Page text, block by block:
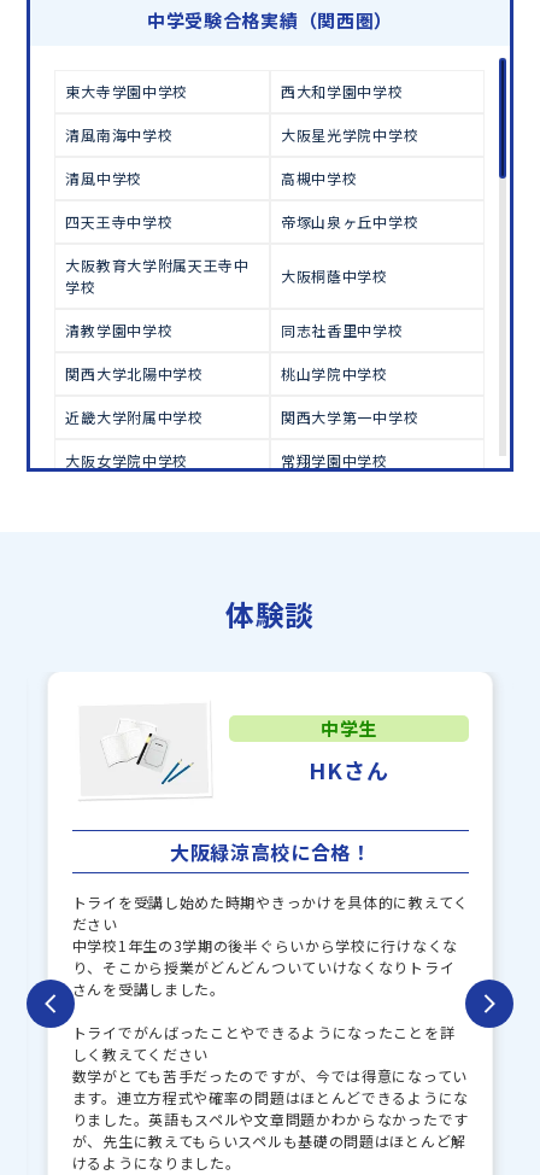
学習相談のお申し込みはこちら
中学受験合格実績（関西圏）
東大寺学園中学校 西大和学園中学校
清風南海中学校 大阪星光学院中学校
清風中学校 高槻中学校
四天王寺中学校 帝塚山泉ヶ丘中学校
大阪教育大学附属天王寺中
学校
大阪桐蔭中学校
清教学園中学校 同志社香里中学校
関西大学北陽中学校 桃山学院中学校
近畿大学附属中学校 関西大学第一中学校
大阪女学院中学校 常翔学園中学校
大谷中学校
アサンプション国際中学校
東海大学附属仰星高等学校
中等部
羽衣学園中学校
初芝富田林中学校 初芝立命館中学校
大阪体育大学附属浪商中学
校
大阪青凌中学校 同志社国際中学校
和歌山信愛中学校 甲南女子中学校
同志社中学校 立命館宇治中学校
淳心学院中学校 近畿大学附属和歌山中学校
金光八尾中学校 金蘭会中学校
相愛中学校 梅花中学校
体験談
中学生
HKさん
大阪緑涼高校に合格！
トライを受講し始めた時期やきっかけを具体的に教えてく
ださい
中学校1年生の3学期の後半ぐらいから学校に行けなくな
り、そこから授業がどんどんついていけなくなりトライ
さんを受講しました。
トライでがんばったことやできるようになったことを詳
しく教えてください
数学がとても苦手だったのですが、今では得意になってい
ます。連立方程式や確率の問題はほとんどできるようにな
りました。英語もスペルや文章問題かわからなかったです
が、先生に教えてもらいスペルも基礎の問題はほとんど解
けるようになりました。